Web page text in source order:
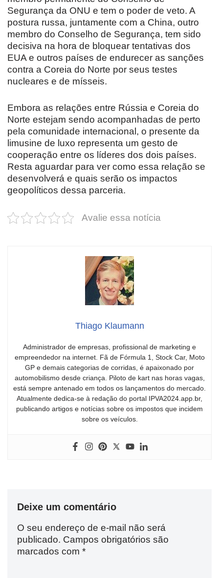
Segurança da ONU e tem o poder de veto. A
postura russa, juntamente com a China, outro
membro do Conselho de Segurança, tem sido
decisiva na hora de bloquear tentativas dos
EUA e outros países de endurecer as sanções
contra a Coreia do Norte por seus testes
nucleares e de mísseis.
Embora as relações entre Rússia e Coreia do
Norte estejam sendo acompanhadas de perto
pela comunidade internacional, o presente da
limusine de luxo representa um gesto de
cooperação entre os líderes dos dois países.
Resta aguardar para ver como essa relação se
desenvolverá e quais serão os impactos
geopolíticos dessa parceria.
Avalie essa notícia
Thiago Klaumann
Administrador de empresas, profissional de marketing e
empreendedor na internet. Fã de Fórmula 1, Stock Car, Moto
GP e demais categorias de corridas, é apaixonado por
automobilismo desde criança. Piloto de kart nas horas vagas,
está sempre antenado em todos os lançamentos do mercado.
Atualmente dedica-se à redação do portal IPVA2024.app.br,
publicando artigos e notícias sobre os impostos que incidem
sobre os veículos.
Deixe um comentário
O seu endereço de e-mail não será
publicado. Campos obrigatórios são
marcados com *